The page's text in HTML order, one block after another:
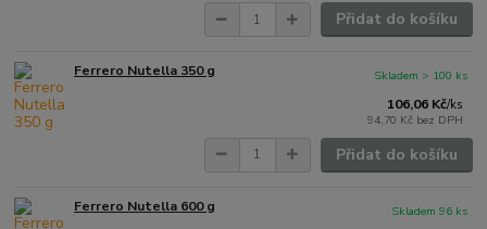
Přidat do košíku
Ferrero Nutella 350 g
106,06 Kč/ks
94,70 Kč bez DPH
Skladem > 100 ks
Přidat do košíku
Ferrero Nutella 600 g
Skladem 96 ks